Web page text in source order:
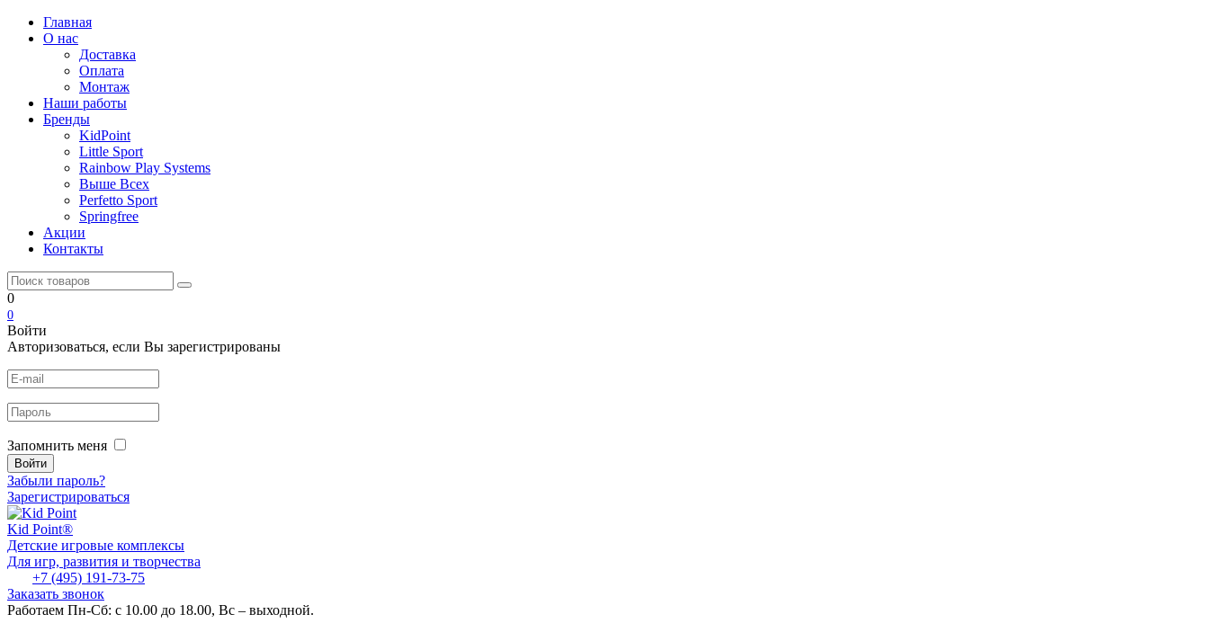
Главная
О нас
Доставка
Оплата
Монтаж
Наши работы
Бренды
KidPoint
Little Sport
Rainbow Play Systems
Выше Всех
Perfetto Sport
Springfree
Акции
Контакты
0
0
Войти
Авторизоваться, если Вы зарегистрированы
Запомнить меня
Забыли пароль?
Зарегистрироваться
Kid Point®
Детские игровые комплексы
Для игр, развития и творчества
+7 (495) 191-73-75
Заказать звонок
Работаем Пн-Сб: с 10.00 до 18.00, Вс – выходной.